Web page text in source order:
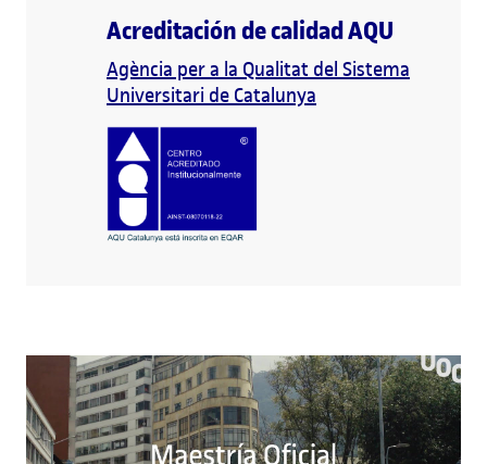
Acreditación de calidad AQU
Agència per a la Qualitat del Sistema
Universitari de Catalunya